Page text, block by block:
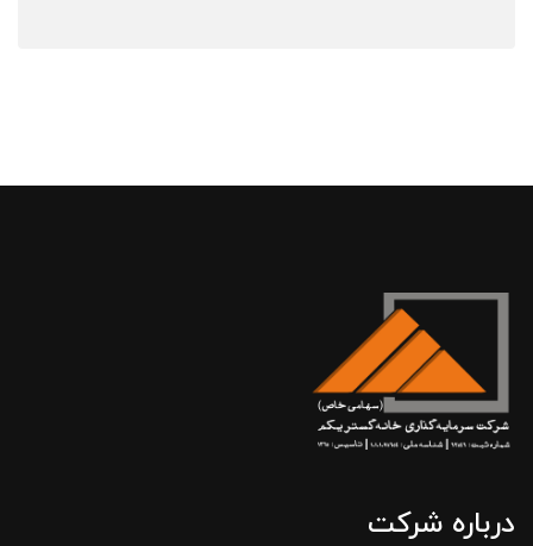
درباره شرکت